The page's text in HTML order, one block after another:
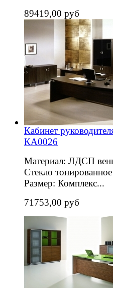
89419,00 руб
Кабинет
КА0026
Материал: ЛДСП
Стекло тонированное
Размер: Комплекс...
71753,00 руб